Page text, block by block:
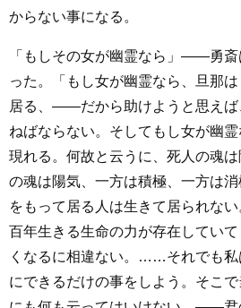
からない事になる。
「もしその女が幽霊なら」――勇
った。「もし女が幽霊なら、旦那
居る、――だから助けようと思えば
ねばならない。そしてもし女が幽
現れる。何故と云うに、死人の魂
の魂は陽気、一方は積極、一方は
をもって居る人は生きて居られな
百年生きる生命の力が存在してい
くなるに相違ない。……それでも私
にできるだけの事をしよう。そこ